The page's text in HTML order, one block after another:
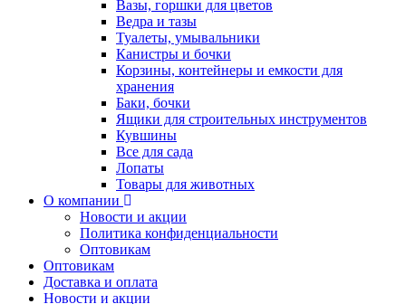
Вазы, горшки для цветов
Ведра и тазы
Туалеты, умывальники
Канистры и бочки
Корзины, контейнеры и емкости для
хранения
Баки, бочки
Ящики для строительных инструментов
Кувшины
Все для сада
Лопаты
Товары для животных
О компании
Новости и акции
Политика конфиденциальности
Оптовикам
Оптовикам
Доставка и оплата
Новости и акции